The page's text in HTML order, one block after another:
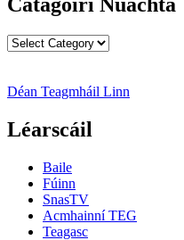
Catagóirí
Déan Teagmháil Linn
Léarscáil
Baile
Fúinn
SnasTV
Acmhainní TEG
Teagasc